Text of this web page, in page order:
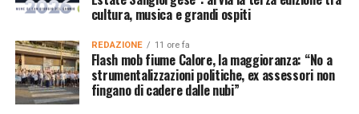
cultura, musica e grandi ospiti
REDAZIONE 11 ore fa
Flash mob fiume Calore, la maggioranza: “No a
strumentalizzazioni politiche, ex assessori non
fingano di cadere dalle nubi”